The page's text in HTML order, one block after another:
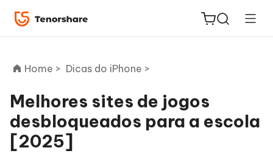
ReiBoot
for iOS
Home > Dicas do iPhone >
Melhores sites de jogos
desbloqueados para a escola
[2025]